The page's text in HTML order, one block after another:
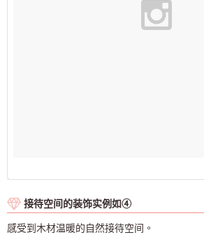
接待空间的装饰实例如④
感受到木材温暖的自然接待空间。